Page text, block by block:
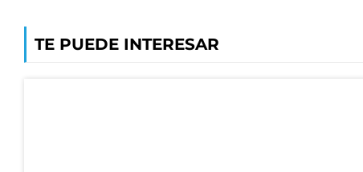
TE PUEDE INTERESAR